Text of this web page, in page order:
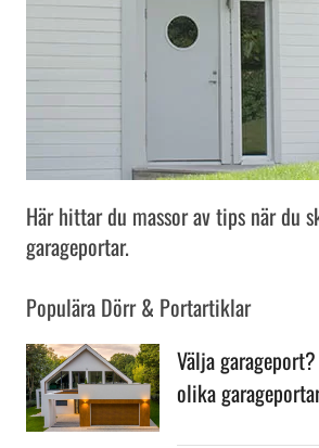
Här hittar du massor av tips när du
garageportar.
Populära Dörr & Portartiklar
Välja
olika